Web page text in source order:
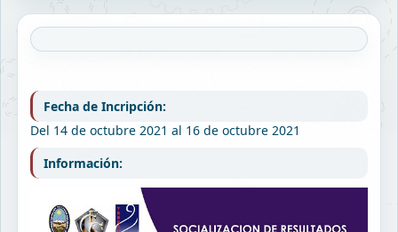
Fecha de Incripción:
Del 14 de octubre 2021 al 16 de octubre 2021
Información: